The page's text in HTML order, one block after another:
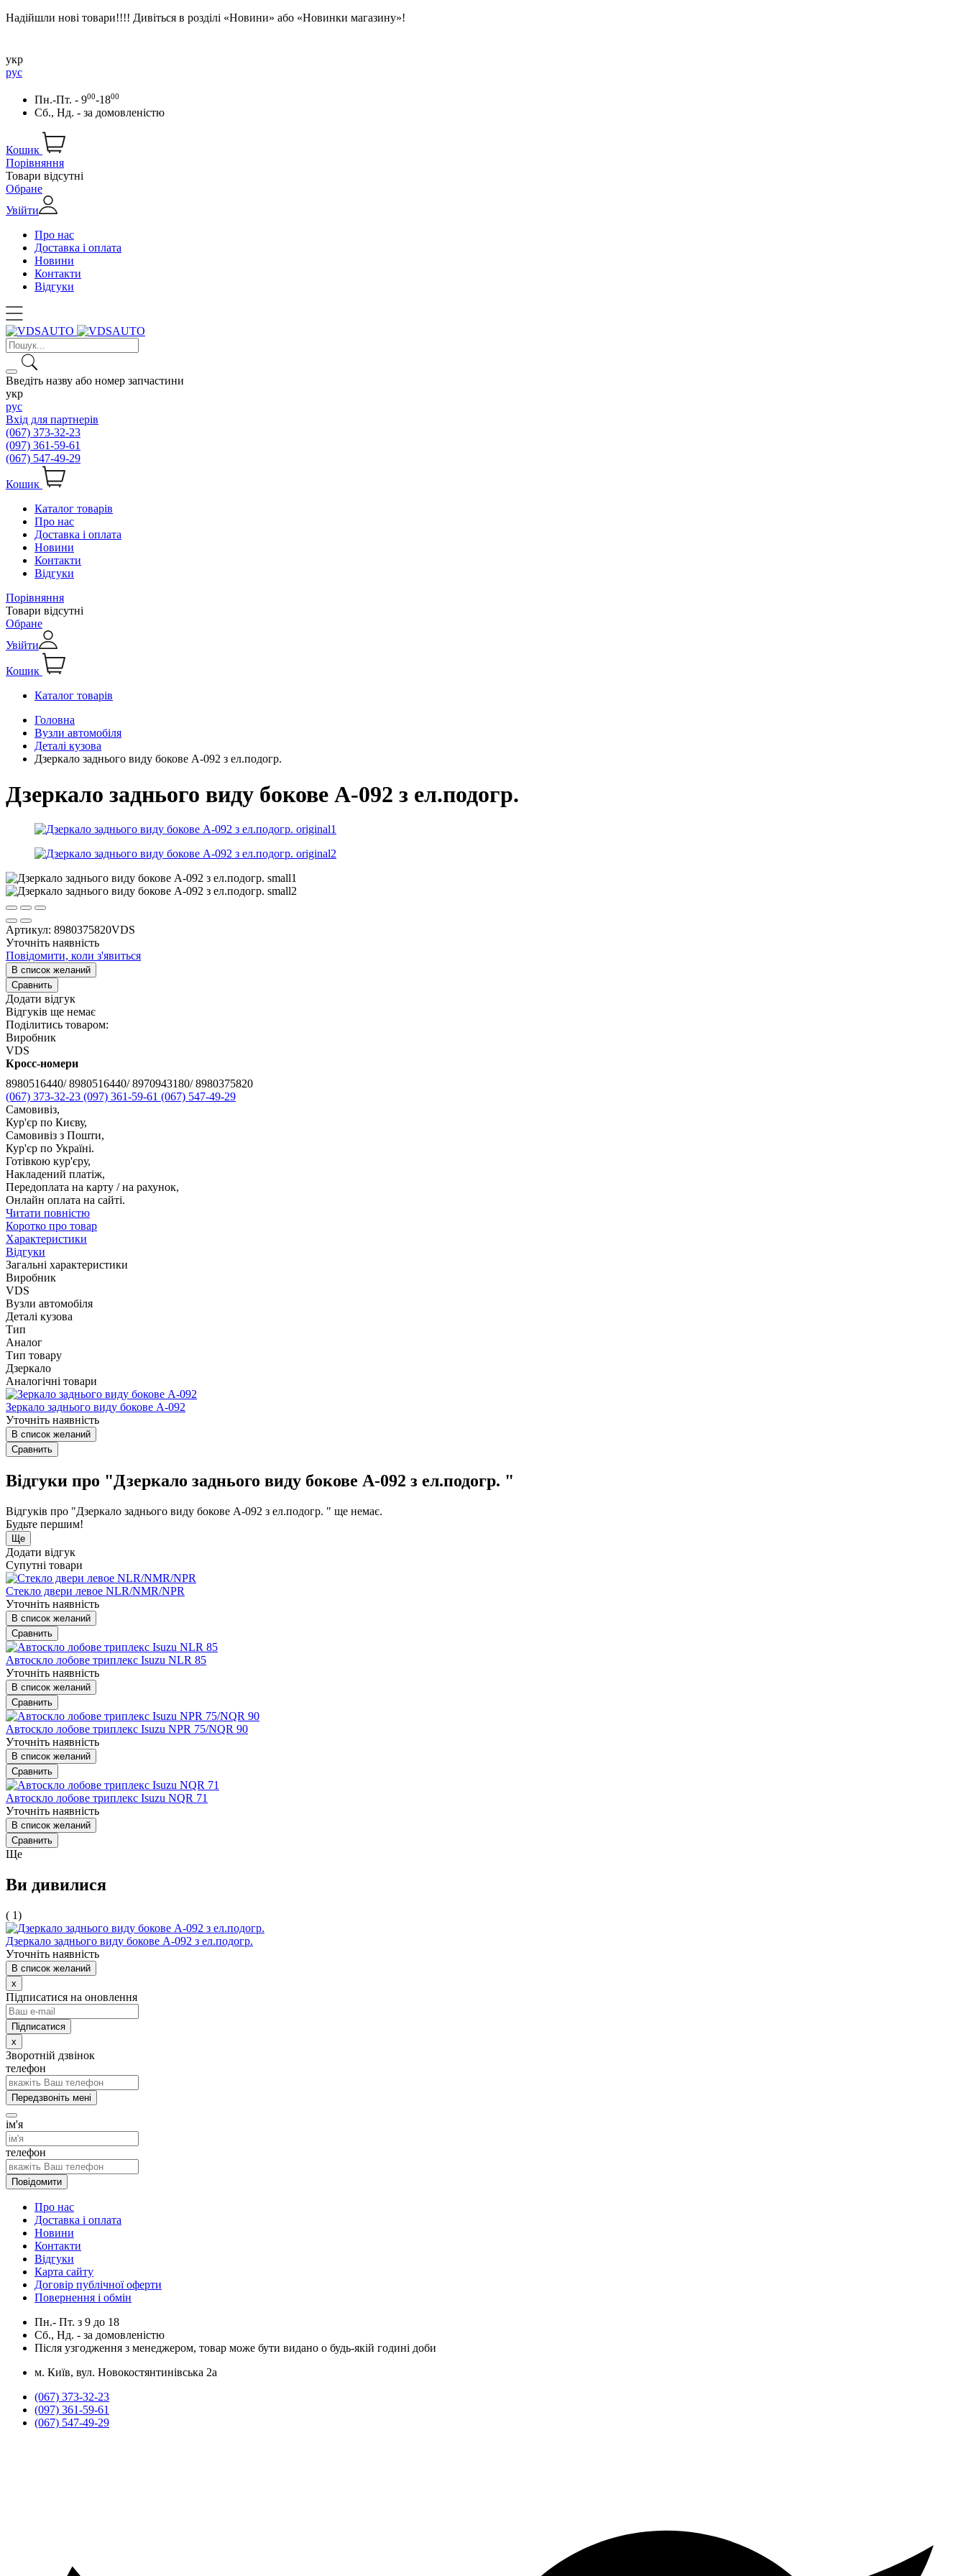
Надійшли нові товари!!!! Дивіться в розділі «Новини» або «Новинки магазину»!
укр
рус
Пн.-Пт. - 900-1800
Сб., Нд. - за домовленістю
Кошик
Порівняння
Товари відсутні
Обране
Увійти
Про нас
Доставка і оплата
Новини
Контакти
Відгуки
Введіть назву або номер запчастини
укр
рус
Вхід для партнерів
(067) 373-32-23
(097) 361-59-61
(067) 547-49-29
Кошик
Каталог товарів
Про нас
Доставка і оплата
Новини
Контакти
Відгуки
Порівняння
Товари відсутні
Обране
Увійти
Кошик
Каталог товарів
Головна
Вузли автомобіля
Деталі кузова
Дзеркало заднього виду бокове А-092 з ел.подогр.
Дзеркало заднього виду бокове А-092 з ел.подогр.
Артикул: 8980375820VDS
Уточніть наявність
Повідомити, коли з'явиться
В список желаний
Сравнить
Додати відгук
Відгуків ще немає
Поділитись товаром:
Виробник
VDS
Кросс-номери
8980516440/ 8980516440/ 8970943180/ 8980375820
(067) 373-32-23 (097) 361-59-61 (067) 547-49-29
Самовивіз,
Кур'єр по Києву,
Самовивіз з Пошти,
Кур'єр по Україні.
Готівкою кур'єру,
Накладений платіж,
Передоплата на карту / на рахунок,
Онлайн оплата на сайті.
Читати повністю
Коротко про товар
Характеристики
Відгуки
Загальні характеристики
Виробник
VDS
Вузли автомобіля
Деталі кузова
Тип
Аналог
Тип товару
Дзеркало
Аналогічні товари
Зеркало заднього виду бокове А-092
Уточніть наявність
В список желаний
Сравнить
Відгуки про "Дзеркало заднього виду бокове А-092 з ел.подогр. "
Відгуків про "Дзеркало заднього виду бокове А-092 з ел.подогр. " ще немає.
Будьте першим!
Ще
Додати відгук
Супутні товари
Стекло двери левое NLR/NMR/NPR
Уточніть наявність
В список желаний
Сравнить
Автоскло лобове триплекс Isuzu NLR 85
Уточніть наявність
В список желаний
Сравнить
Автоскло лобове триплекс Isuzu NPR 75/NQR 90
Уточніть наявність
В список желаний
Сравнить
Автоскло лобове триплекс Isuzu NQR 71
Уточніть наявність
В список желаний
Сравнить
Ще
Ви дивилися
( 1)
Дзеркало заднього виду бокове А-092 з ел.подогр.
Уточніть наявність
В список желаний
x
Підписатися на оновлення
x
Зворотній дзвінок
телефон
Передзвоніть мені
ім'я
телефон
Повідомити
Про нас
Доставка і оплата
Новини
Контакти
Відгуки
Карта сайту
Договір публічної оферти
Повернення і обмін
Пн.- Пт. з 9 до 18
Сб., Нд. - за домовленістю
Після узгодження з менеджером, товар може бути видано о будь-якій годині доби
м. Київ, вул. Новокостянтинівська 2а
(067) 373-32-23
(097) 361-59-61
(067) 547-49-29